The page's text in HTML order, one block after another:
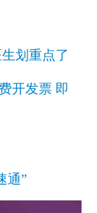
划重点了
开发票 即
通”